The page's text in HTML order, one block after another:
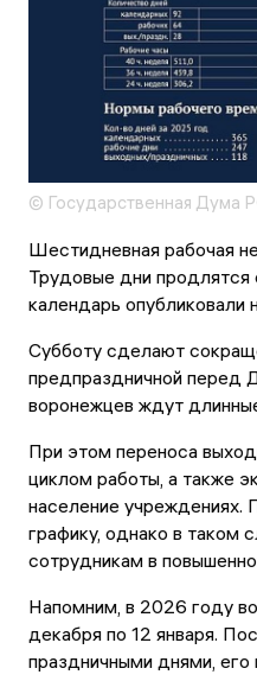
© Государственная Дума
Шестидневная рабочая
Трудовые дни продлятся
календарь опубликовали
Субботу сделают
предпраздничной перед
воронежцев ждут
При этом переноса
циклом работы, а также
население учреждениях.
графику, однако в таком
сотрудникам в
Напомним, в 2026 году
декабря по 12 января.
праздничными днями, его